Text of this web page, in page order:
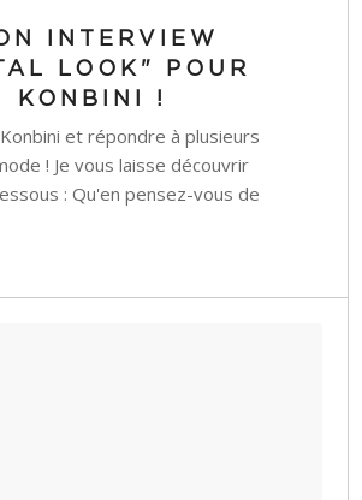
INTERVIEW
LOOK" POUR
KONBINI !
et répondre à plusieurs
! Je vous laisse découvrir
: Qu'en pensez-vous de